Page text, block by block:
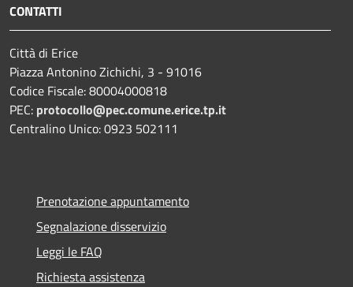
CONTATTI
Città di Erice
Piazza Antonino Zichichi, 3 - 91016
Codice Fiscale: 80004000818
PEC: protocollo@pec.comune.erice.tp.it
Centralino Unico: 0923 502111
Prenotazione appuntamento
Segnalazione disservizio
Leggi le FAQ
Richiesta assistenza